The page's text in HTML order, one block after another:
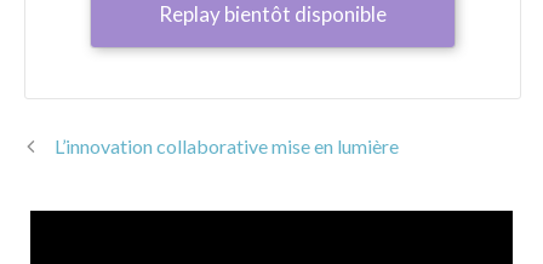
Replay bientôt disponible
L’innovation collaborative mise en lumière